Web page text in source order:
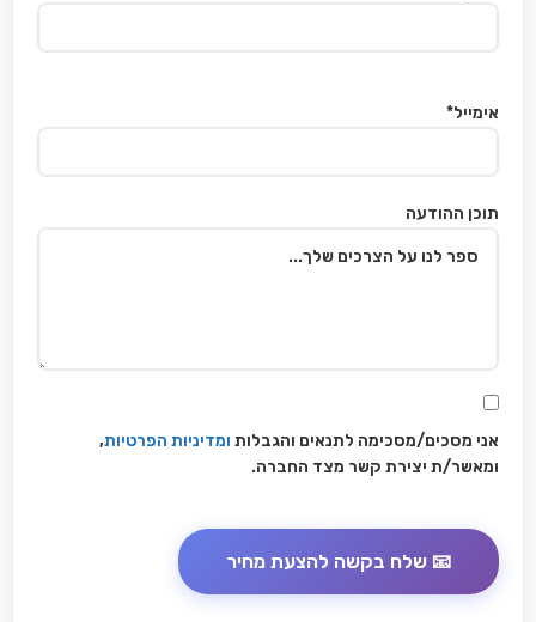
אימייל*
תוכן ההודעה
אני מסכים/מסכימה לתנאים והגבלות ומדיניות הפרטיות,
ומאשר/ת יצירת קשר מצד החברה.